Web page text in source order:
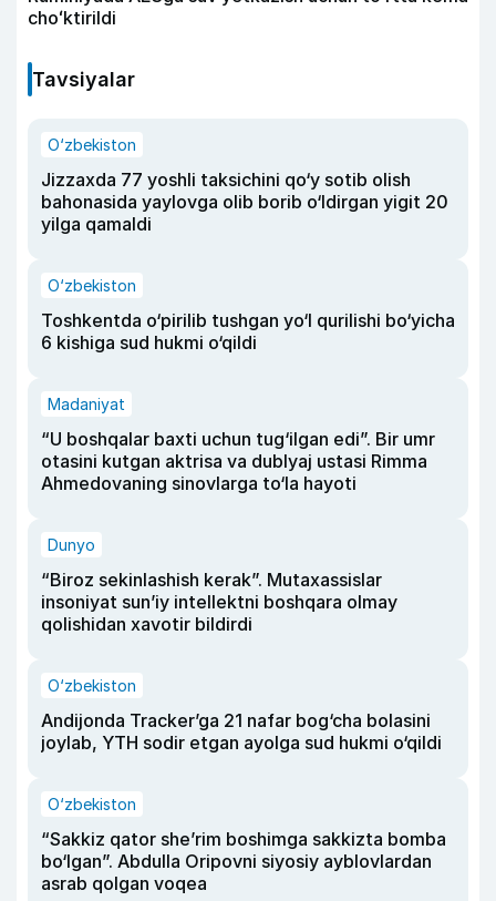
choʻktirildi
Tavsiyalar
O‘zbekiston
Jizzaxda 77 yoshli taksichini qo‘y sotib olish
bahonasida yaylovga olib borib o‘ldirgan yigit 20
yilga qamaldi
O‘zbekiston
Toshkentda o‘pirilib tushgan yo‘l qurilishi bo‘yicha
6 kishiga sud hukmi o‘qildi
Madaniyat
“U boshqalar baxti uchun tug‘ilgan edi”. Bir umr
otasini kutgan aktrisa va dublyaj ustasi Rimma
Ahmedovaning sinovlarga to‘la hayoti
Dunyo
“Biroz sekinlashish kerak”. Mutaxassislar
insoniyat sun’iy intellektni boshqara olmay
qolishidan xavotir bildirdi
O‘zbekiston
Andijonda Tracker’ga 21 nafar bog‘cha bolasini
joylab, YTH sodir etgan ayolga sud hukmi o‘qildi
O‘zbekiston
“Sakkiz qator she’rim boshimga sakkizta bomba
bo‘lgan”. Abdulla Oripovni siyosiy ayblovlardan
asrab qolgan voqea